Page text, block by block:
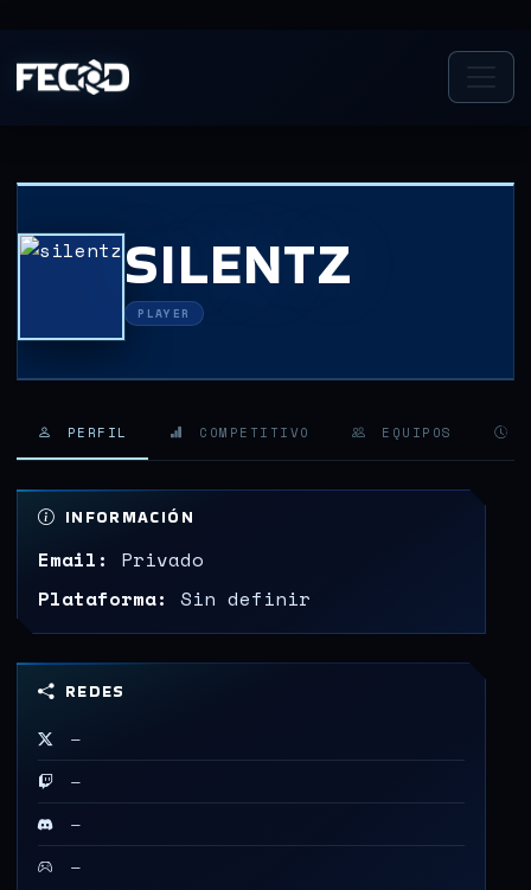
SILENTZ
PLAYER
PERFIL COMPETITIVO EQUIPOS
INFORMACIÓN
Email:
Privado
Plataforma: Sin definir
REDES
—
—
—
—